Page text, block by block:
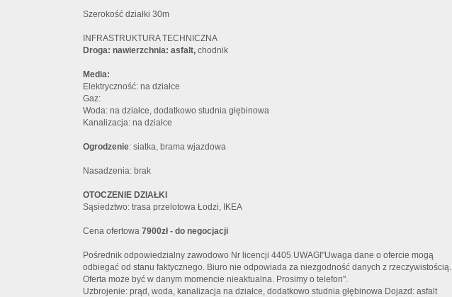
Szerokość działki 30m
INFRASTRUKTURA TECHNICZNA
Droga: nawierzchnia: asfalt, chodnik
Media:
Elektryczność: na działce
Gaz:
Woda: na działce, dodatkowo studnia głębinowa
Kanalizacja: na działce
Ogrodzenie: siatka, brama wjazdowa
Nasadzenia: brak
OTOCZENIE DZIAŁKI
Sąsiedztwo: trasa przelotowa Łodzi, IKEA
Cena ofertowa 7900zł - do negocjacji
Pośrednik odpowiedzialny zawodowo Nr licencji 4405 UWAGI"Uwaga dane o ofercie mogą
odbiegać od stanu faktycznego. Biuro nie odpowiada za niezgodność danych z rzeczywistością.
Oferta może być w danym momencie nieaktualna. Prosimy o telefon".
Uzbrojenie: prąd, woda, kanalizacja na działce, dodatkowo studnia głębinowa Dojazd: asfalt